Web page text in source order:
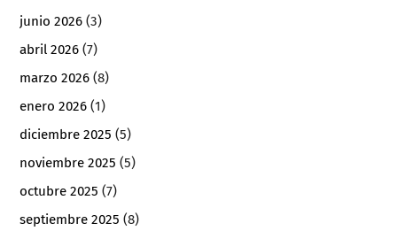
junio 2026 (3)
abril 2026 (7)
marzo 2026 (8)
enero 2026 (1)
diciembre 2025 (5)
noviembre 2025 (5)
octubre 2025 (7)
septiembre 2025 (8)